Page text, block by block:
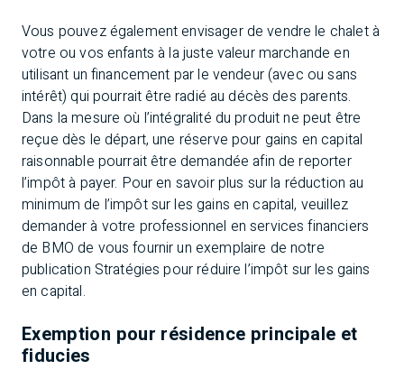
Vous pouvez également envisager de vendre le chalet à
votre ou vos enfants à la juste valeur marchande en
utilisant un financement par le vendeur (avec ou sans
intérêt) qui pourrait être radié au décès des parents.
Dans la mesure où l’intégralité du produit ne peut être
reçue dès le départ, une réserve pour gains en capital
raisonnable pourrait être demandée afin de reporter
l’impôt à payer. Pour en savoir plus sur la réduction au
minimum de l’impôt sur les gains en capital, veuillez
demander à votre professionnel en services financiers
de BMO de vous fournir un exemplaire de notre
publication Stratégies pour réduire l’impôt sur les gains
en capital.
Exemption pour résidence principale et
fiducies